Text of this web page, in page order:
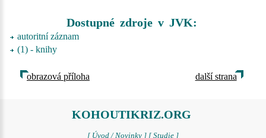
Dostupné zdroje v JVK:
autoritní záznam
(1) - knihy
obrazová příloha další strana
KOHOUTIKRIZ.ORG
[ Úvod / Novinky ] [ Studie ]